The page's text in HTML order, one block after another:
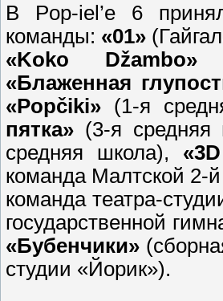
В Pop-iel’е 6
команды: «01»
«Koko Džambo»
«Блаженная
«Popčiki» (1-я
пятка» (3-я средняя
средняя школа),
команда Малтской 2-
команда театра-
государственной
«Бубенчики»
студии «Йорик»).